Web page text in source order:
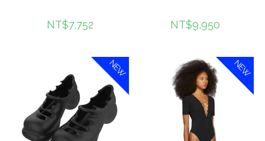
NT$7,752 NT$9,950
NEW NEW